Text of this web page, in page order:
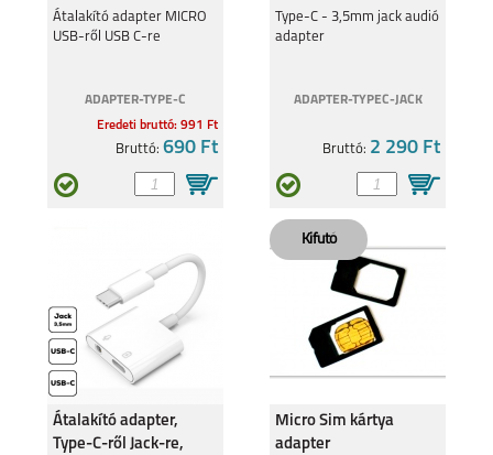
re
Átalakító adapter MICRO
USB-ről USB C-re
ADAPTER-TYPE-C
Eredeti bruttó: 991 Ft
Bruttó: 690 Ft
Type-C - 3,5mm jack audió
adapter
ADAPTER-TYPEC-JACK
Bruttó: 2 290 Ft
Átalakító adapter,
Type-C-ről Jack-re,
Micro Sim kártya
adapter